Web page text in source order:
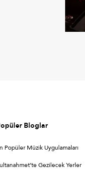
Bloglar
Popüler Müzik Uygulamaları
Gezilecek Yerler